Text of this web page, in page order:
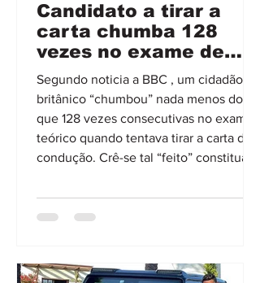
Candidato a tirar a
carta chumba 128
vezes no exame de
código na Grã-
Bretanha
Segundo noticia a BBC , um cidadão
britânico “chumbou” nada menos do
que 128 vezes consecutivas no exame
teórico quando tentava tirar a carta de
condução. Crê-se tal “feito” constitua
terras de Sua Majestade, embora, já no
ano passado, um outro candidato só
com dados oficiais, pelo menos 200